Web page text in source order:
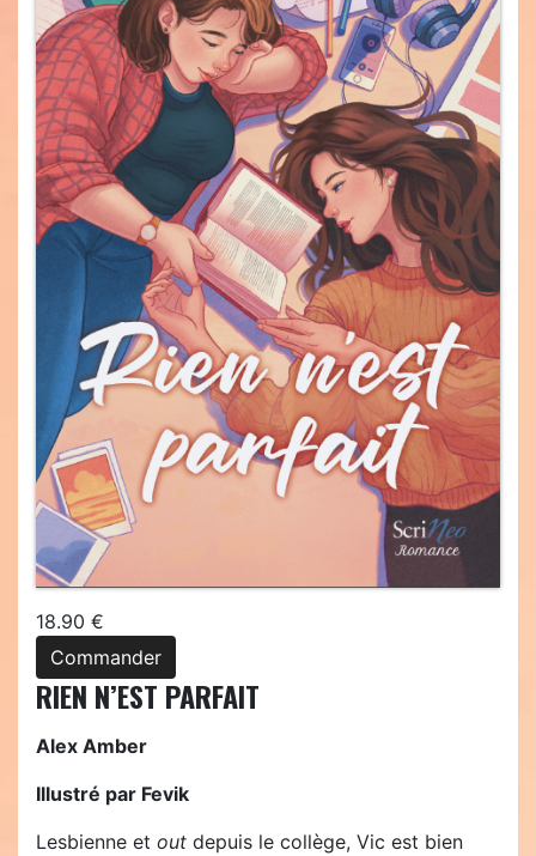
18.90 €
Commander
RIEN N’EST PARFAIT
Alex Amber
Illustré par Fevik
Lesbienne et out depuis le collège, Vic est bien